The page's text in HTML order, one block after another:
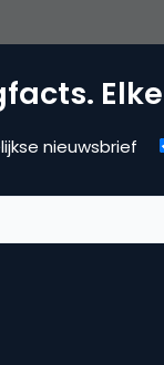
nieuwsbrief